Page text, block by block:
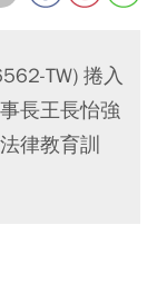
TW) 捲入
長王長怡強
律教育訓